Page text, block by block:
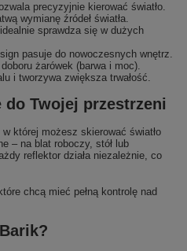
precyzyjnie kierować światło.
wymianę źródeł światła.
sprawdza się w dużych
pasuje do nowoczesnych wnętrz.
żarówek (barwa i moc).
i tworzywa zwiększa trwałość.
do Twojej przestrzeni
której możesz skierować światło
– na blat roboczy, stół lub
reflektor działa niezależnie, co
chcą mieć pełną kontrolę nad